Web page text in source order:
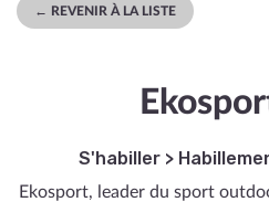
← REVENIR À LA LISTE
S'habiller>
Ekosport, leader du sport